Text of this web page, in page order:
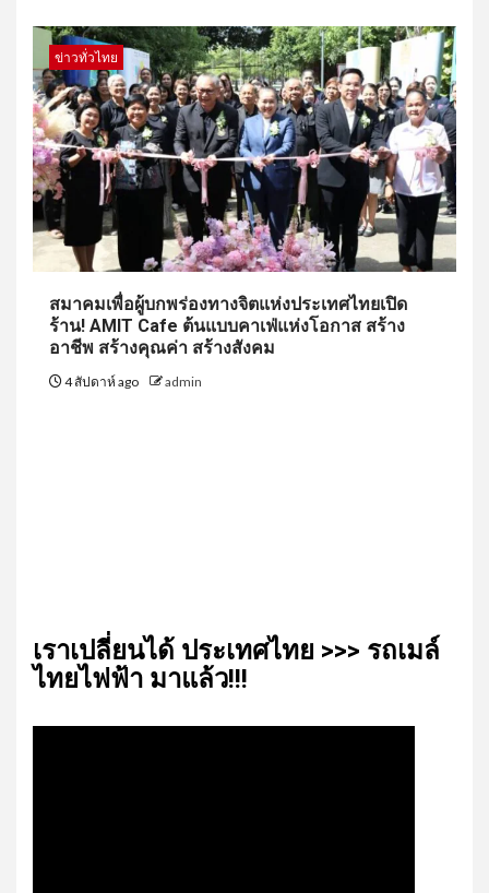
ข่าวทั่วไทย
สมาคมเพื่อผู้บกพร่องทางจิตแห่งประเทศไทยเปิด
ร้าน! AMIT Cafe ต้นแบบคาเฟ่แห่งโอกาส สร้าง
อาชีพ สร้างคุณค่า สร้างสังคม
4 สัปดาห์ ago admin
เรา​เปลี่ยน​ได้​ ประเทศ​ไทย​ >>> รถเมล์​
ไทย​ไฟฟ้า​ มาแล้ว!!!